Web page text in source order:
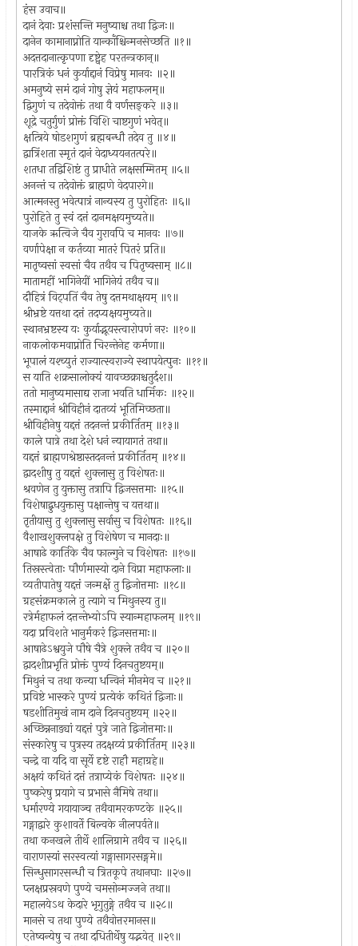
हंस उवाच॥
दानं देवाः प्रशंसन्ति मनुष्याश्च तथा द्विजः॥
दानेन कामानाप्नोति यान्काँश्चिन्मनसेच्छति ॥१॥
अदत्तदानात्कृपणा दृष्ट्वेह परतन्त्रकान्॥
पारत्रिकं धनं कुर्याद्दानं विप्रेषु मानवः ॥२॥
अमनुष्ये समं दानं गोषु ज्ञेयं महाफलम्॥
द्विगुणं च तदेवोक्तं तथा वै वर्णसङ्करे ॥३॥
शूद्रे चतुर्गुणं प्रोक्तं विशि चाष्टगुणं भवेत्॥
क्षत्त्रिये षोडशगुणं ब्रह्मबन्धौ तदेव तु ॥४॥
द्वात्रिंशता स्मृतं दानं वेदाध्ययनतत्परे॥
शतधा तद्विशिष्टं तु प्राधीते लक्षसम्मितम् ॥५॥
अनन्तं च तदेवोक्तं ब्राह्मणे वेदपारगे॥
आत्मनस्तु भवेत्पात्रं नान्यस्य तु पुरोहितः ॥६॥
पुरोहिते तु स्वं दत्तं दानमक्षयमुच्यते॥
याजके ऋत्विजे चैव गुरावपि च मानवः ॥७॥
वर्णापेक्षा न कर्तव्या मातरं पितरं प्रति॥
मातृष्वसां स्वसां चैव तथैव च पितृष्वसाम् ॥८॥
मातामहीं भागिनेयीं भागिनेयं तथैव च॥
दौहित्रं विट्पतिं चैव तेषु दत्तमथाक्षयम् ॥९॥
श्रीभ्रष्टे यत्तथा दत्तं तदप्यक्षयमुच्यते॥
स्थानभ्रष्टस्य यः कुर्याद्भूयस्त्वारोपणं नरः ॥१०॥
नाकलोकमवाप्नोति चिरन्तेनेह कर्मणा॥
भूपालं यश्च्युतं राज्यात्स्वराज्ये स्थापयेत्पुनः ॥११॥
स याति शक्रसालोक्यं यावच्छक्राश्चतुर्दश॥
ततो मानुष्यमासाद्य राजा भवति धार्मिकः ॥१२॥
तस्माद्दानं श्रीविहीनं दातव्यं भूतिमिच्छता॥
श्रीविहीनेषु यद्दत्तं तदनन्तं प्रकीर्तितम् ॥१३॥
काले पात्रे तथा देशे धनं न्यायागतं तथा॥
यद्दत्तं ब्राह्मणश्रेष्ठास्तदनन्तं प्रकीर्तितम् ॥१४॥
द्वादशीषु तु यद्दत्तं शुक्लासु तु विशेषतः॥
श्रवणेन तु युक्तासु तत्रापि द्विजसत्तमाः ॥१५॥
विशेषाद्बुधयुक्तासु पक्षान्तेषु च यत्तथा॥
तृतीयासु तु शुक्लासु सर्वासु च विशेषतः ॥१६॥
वैशाखशुक्लपक्षे तु विशेषेण च मानदाः॥
आषाढे कार्तिके चैव फाल्गुने च विशेषतः ॥१७॥
तिस्रस्त्वेताः पौर्णमास्यो दाने विप्रा महाफलाः॥
व्यतीपातेषु यद्दत्तं जन्मर्क्षे तु द्विजोत्तमाः ॥१८॥
ग्रहसंक्रमकाले तु त्यागे च मिथुनस्य तु॥
रत्रेर्महाफलं दत्तन्तेभ्योऽपि स्यान्महाफलम् ॥१९॥
यदा प्रविशते भानुर्मकरं द्विजसत्तमाः॥
आषाढेऽश्वयुजे पौषे चैत्रे शुक्ले तथैव च ॥२०॥
द्वादशीप्रभृति प्रोक्तं पुण्यं दिनचतुष्टयम्॥
मिथुनं च तथा कन्या धन्विनं मीनमेव च ॥२१॥
प्रविष्टे भास्करे पुण्यं प्रत्येकं कथितं द्विजाः॥
षडशीतिमुखं नाम दाने दिनचतुष्टयम् ॥२२॥
अच्छिन्ननाड्यां यद्दत्तं पुत्रे जाते द्विजोत्तमाः॥
संस्कारेषु च पुत्रस्य तदक्षय्यं प्रकीर्तितम् ॥२३॥
चन्द्रे वा यदि वा सूर्ये दृष्टे राहौ महाग्रहे॥
अक्षयं कथितं दत्तं तत्राप्येकं विशेषतः ॥२४॥
पुष्करेषु प्रयागे च प्रभासे नैमिषे तथा॥
धर्मारण्ये गयायाञ्च तथैवामरकण्टके ॥२५॥
गङ्गाद्वारे कुशावर्ते बिल्वके नीलपर्वते॥
तथा कनखले तीर्थे शालिग्रामे तथैव च ॥२६॥
वाराणस्यां सरस्वत्यां गङ्गासागरसङ्गमे॥
सिन्धुसागरसन्धौ च त्रितकूपे तथानघाः ॥२७॥
प्लक्षप्रस्रवणे पुण्ये चमसोन्मज्जने तथा॥
महालयेऽथ केदारे भृगुतुङ्गे तथैव च ॥२८॥
मानसे च तथा पुण्ये तथैवोत्तरमानस॥
एतेष्वन्येषु च तथा दधितीर्थेषु यद्भवेत् ॥२९॥